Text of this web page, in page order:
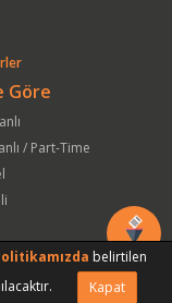
Göre
/ Part-Time
belirtilen
Kapat